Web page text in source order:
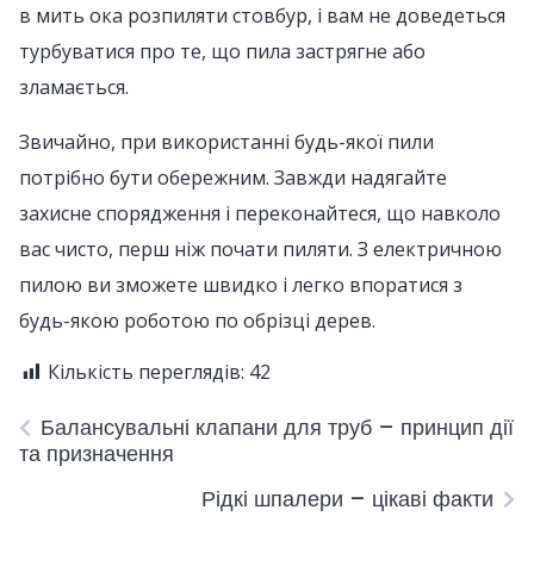
в мить ока розпиляти стовбур, і вам не доведеться
турбуватися про те, що пила застрягне або
зламається.
Звичайно, при використанні будь-якої пили
потрібно бути обережним. Завжди надягайте
захисне спорядження і переконайтеся, що навколо
вас чисто, перш ніж почати пиляти. З електричною
пилою ви зможете швидко і легко впоратися з
будь-якою роботою по обрізці дерев.
Кількість переглядів: 42
Балансувальні клапани для труб – принцип дії
та призначення
Рідкі шпалери – цікаві факти